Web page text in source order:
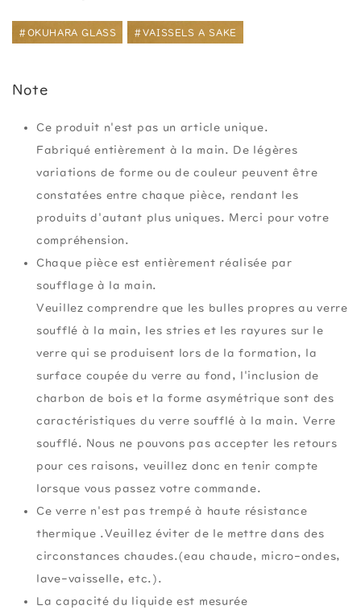
#OKUHARA GLASS #VAISSELS A SAKE
Note
Ce produit n'est pas un article unique.
Fabriqué entièrement à la main. De légères
variations de forme ou de couleur peuvent être
constatées entre chaque pièce, rendant les
produits d'autant plus uniques. Merci pour votre
compréhension.
Chaque pièce est entièrement réalisée par
soufflage à la main.
Veuillez comprendre que les bulles propres au verre
soufflé à la main, les stries et les rayures sur le
verre qui se produisent lors de la formation, la
surface coupée du verre au fond, l'inclusion de
charbon de bois et la forme asymétrique sont des
caractéristiques du verre soufflé à la main. Verre
soufflé. Nous ne pouvons pas accepter les retours
pour ces raisons, veuillez donc en tenir compte
lorsque vous passez votre commande.
Ce verre n'est pas trempé à haute résistance
thermique .Veuillez éviter de le mettre dans des
circonstances chaudes.(eau chaude, micro-ondes,
lave-vaisselle, etc.).
La capacité du liquide est mesurée